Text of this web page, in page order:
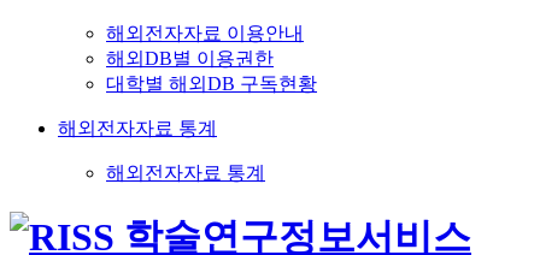
해외전자자료 이용안내
해외DB별 이용권한
대학별 해외DB 구독현황
해외전자자료 통계
해외전자자료 통계